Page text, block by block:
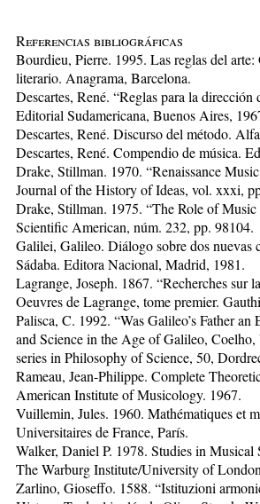
Referencias bibliográficas
Bourdieu, Pierre. 1995. Las reglas del
literario. Anagrama, Barcelona.
Descartes, René. “Reglas para la
Editorial Sudamericana, Buenos Aires,
Descartes, René. Discurso del método.
Descartes, René. Compendio de música.
Drake, Stillman. 1970. “Renaissance
Journal of the History of Ideas, vol. xxxi,
Drake, Stillman. 1975. “The Role of Music
Scientific American, núm. 232, pp. 98104.
Galilei, Galileo. Diálogo sobre dos nuevas
Sádaba. Editora Nacional, Madrid, 1981.
Lagrange, Joseph. 1867. “Recherches sur
Oeuvres de Lagrange, tome premier.
Palisca, C. 1992. “Was Galileo’s Father
and Science in the Age of Galileo,
series in Philosophy of Science, 50,
Rameau, Jean-Philippe. Complete
American Institute of Musicology. 1967.
Vuillemin, Jules. 1960. Mathématiques et
Universitaires de France, París.
Walker, Daniel P. 1978. Studies in Musical
The Warburg Institute/University of
Zarlino, Gioseffo. 1588. “Istituzioni